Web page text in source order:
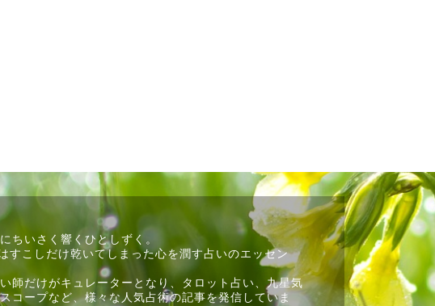
ちいさく響くひとしずく。
すこしだけ乾いてしまった心を潤す占いのエッセン
師だけがキュレーターとなり、タロット占い、九星気
コープなど、様々な人気占術の記事を発信していま